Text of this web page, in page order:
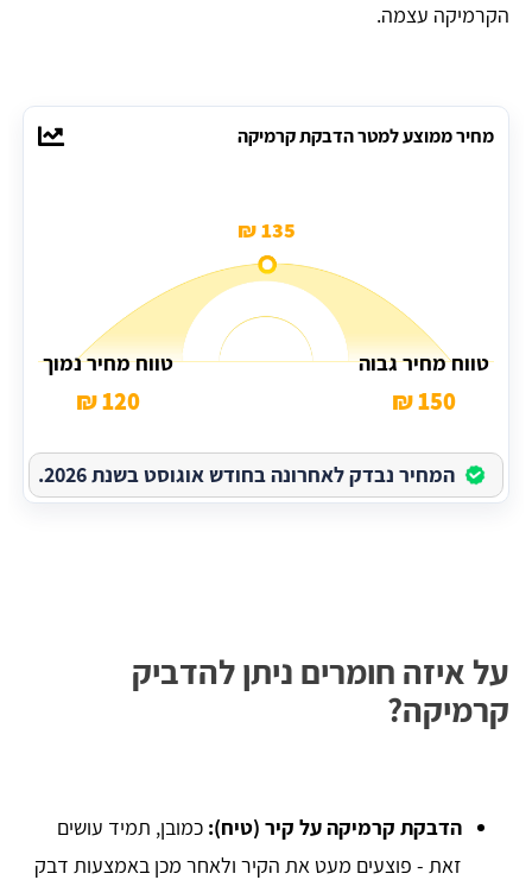
הקרמיקה עצמה.
מחיר ממוצע למטר הדבקת קרמיקה
135 ₪
טווח מחיר גבוה
150 ₪
טווח מחיר נמוך
120 ₪
המחיר נבדק לאחרונה בחודש אוגוסט בשנת 2026.
על איזה חומרים ניתן להדביק
קרמיקה?
הדבקת קרמיקה על קיר (טיח): כמובן, תמיד עושים
זאת - פוצעים מעט את הקיר ולאחר מכן באמצעות דבק